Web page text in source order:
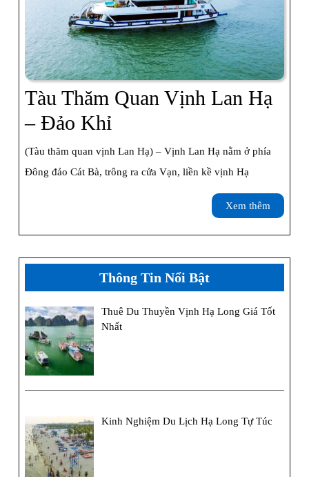
Tàu Thăm Quan Vịnh Lan Hạ
– Đảo Khỉ
Thăm
Quan
–
Đảo
Khỉ
(Tàu thăm quan vịnh Lan Hạ) – Vịnh Lan Hạ nằm ở phía
Đông đảo Cát Bà, trông ra cửa Vạn, liền kề vịnh Hạ
Xem thêm
thêm
Thông Tin Nổi Bật
Thuê Du Thuyền Vịnh Hạ Long Giá Tốt
Nhất
Kinh Nghiệm Du Lịch Hạ Long Tự Túc